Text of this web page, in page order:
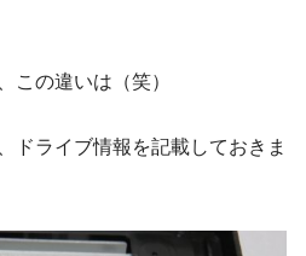
この違いは（笑）
ドライブ情報を記載しておきま